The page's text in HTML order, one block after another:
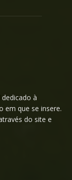
à
em que se insere.
do site e